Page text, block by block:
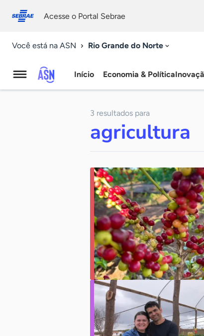
conosco
Acesse o Portal Sebrae
Você está na ASN Rio Grande do Norte
Agência
Notícias
Início Economia & Política
3 resultados para
agricultura